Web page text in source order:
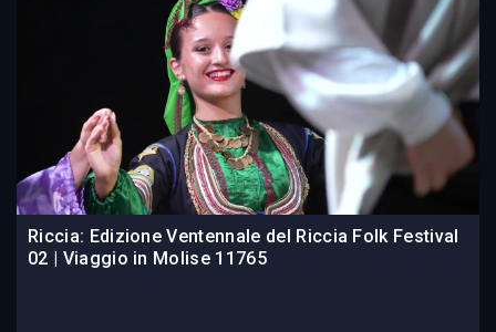
Riccia: Edizione Ventennale del Riccia Folk Festival
02 | Viaggio in Molise 11765